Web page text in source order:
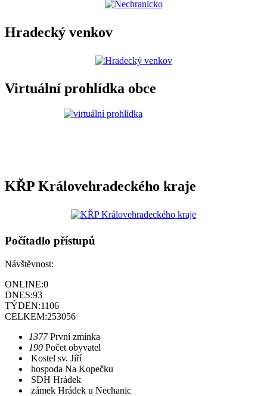
Hradecký venkov
Virtuální prohlídka obce
KŘP Královehradeckého kraje
Počítadlo přístupů
Návštěvnost:
ONLINE:0
DNES:93
TÝDEN:1106
CELKEM:253056
1377 První zmínka
190 Počet obyvatel
Kostel sv. Jiří
hospoda Na Kopečku
SDH Hrádek
zámek Hrádek u Nechanic